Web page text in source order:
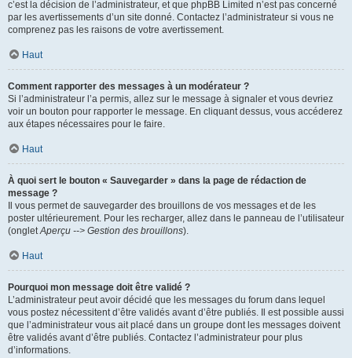
c’est la décision de l’administrateur, et que phpBB Limited n’est pas concerné
par les avertissements d’un site donné. Contactez l’administrateur si vous ne
comprenez pas les raisons de votre avertissement.
Haut
Comment rapporter des messages à un modérateur ?
Si l’administrateur l’a permis, allez sur le message à signaler et vous devriez
voir un bouton pour rapporter le message. En cliquant dessus, vous accéderez
aux étapes nécessaires pour le faire.
Haut
À quoi sert le bouton « Sauvegarder » dans la page de rédaction de
message ?
Il vous permet de sauvegarder des brouillons de vos messages et de les
poster ultérieurement. Pour les recharger, allez dans le panneau de l’utilisateur
(ongletAperçu --> Gestion des brouillons).
Haut
Pourquoi mon message doit être validé ?
L’administrateur peut avoir décidé que les messages du forum dans lequel
vous postez nécessitent d’être validés avant d’être publiés. Il est possible aussi
que l’administrateur vous ait placé dans un groupe dont les messages doivent
être validés avant d’être publiés. Contactez l’administrateur pour plus
d’informations.